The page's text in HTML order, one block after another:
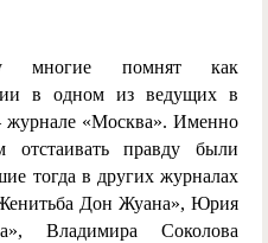
многие помнят как
в одном из ведущих в
журнале «Москва». Именно
правду были
тогда в других журналах
Дон Жуана», Юрия
Владимира Соколова